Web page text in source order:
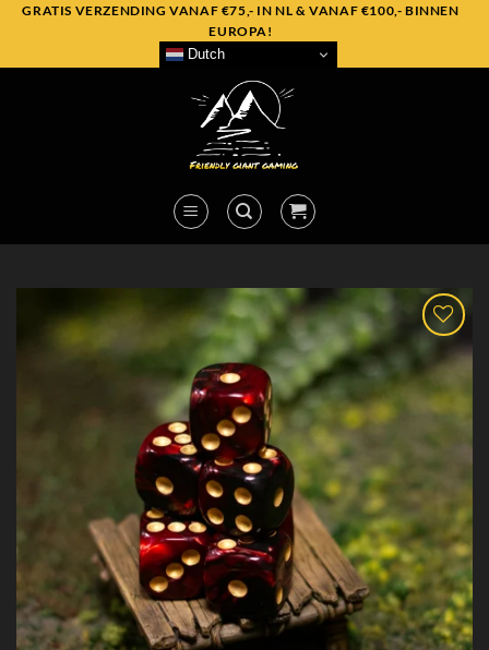
Skip
content
GRATIS VERZENDING VANAF €75,- IN NL & VANAF €100,- BINNEN
EUROPA!
Dutch